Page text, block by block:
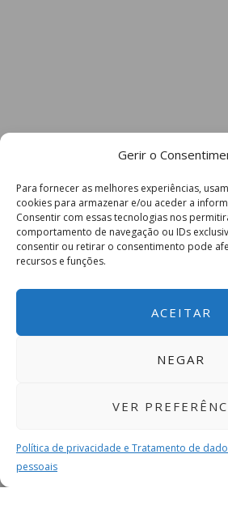
Gerir o
Para fornecer as melhores experiências,
cookies para armazenar e/ou aceder a
Consentir com essas tecnologias nos
comportamento de navegação ou IDs
consentir ou retirar o consentimento pode
recursos e funções.
ACEITAR
NEGAR
VER
Política de privacidade e Tratamento de
pessoais